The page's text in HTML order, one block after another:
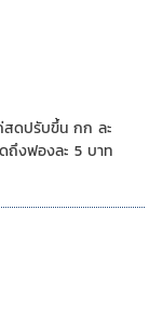
สดปรับขึ้น กก ละ
ถึงฟองละ 5 บาท